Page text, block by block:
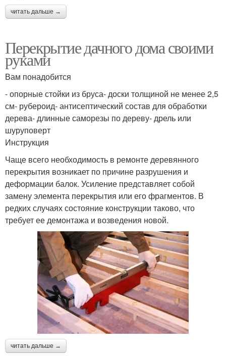
читать дальше →
Перекрытие дачного дома своими
руками
Вам понадобится
- опорные стойки из бруса- доски толщиной не менее 2,5
см- рубероид- антисептический состав для обработки
дерева- длинные саморезы по дереву- дрель или
шуруповерт
Инструкция
Чаще всего необходимость в ремонте деревянного
перекрытия возникает по причине разрушения и
деформации балок. Усиление представляет собой
замену элемента перекрытия или его фрагментов. В
редких случаях состояние конструкции таково, что
требует ее демонтажа и возведения новой.
читать дальше →